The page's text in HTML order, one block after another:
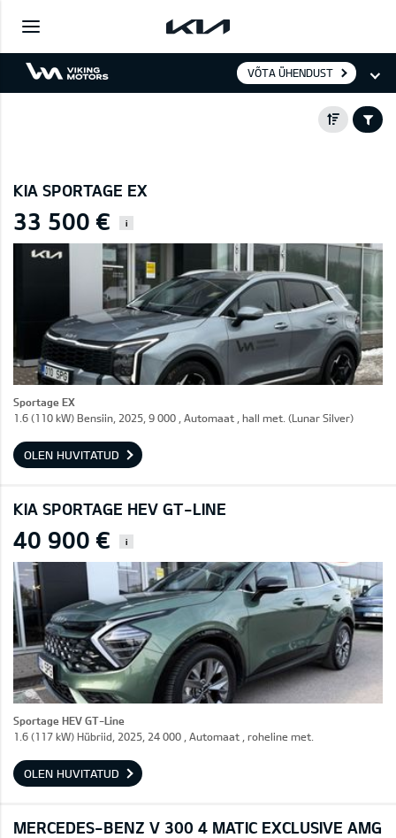
VÕTA ÜHENDUST
KIA SPORTAGE EX
33 500 € i
Sportage EX
1.6 (110 kW) Bensiin, 2025, 9 000 , Automaat , hall met. (Lunar Silver)
OLEN HUVITATUD
KIA SPORTAGE HEV GT-LINE
40 900 € i
Sportage HEV GT-Line
1.6 (117 kW) Hübriid, 2025, 24 000 , Automaat , roheline met.
OLEN HUVITATUD
MERCEDES-BENZ V 300 4 MATIC EXCLUSIVE AMG